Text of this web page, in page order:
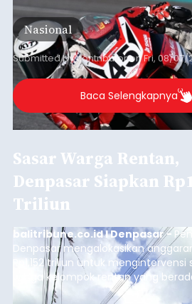
International Circuit, Lombok, Nusa
Barat, pada 7–9 Agustus 2026.
Nasional
Submitted bycontributoronFri, 08/
Baca Selengkapnya
Sasar Warga Rentan,
Denpasar Siapkan
Triliun
balitribune.co.id I Denpasar -
Denpasar mengalokasikan
Rp1,152 triliun untuk mengintervensi
warga kelompok rentan yang
garis kemiskinan. Langkah